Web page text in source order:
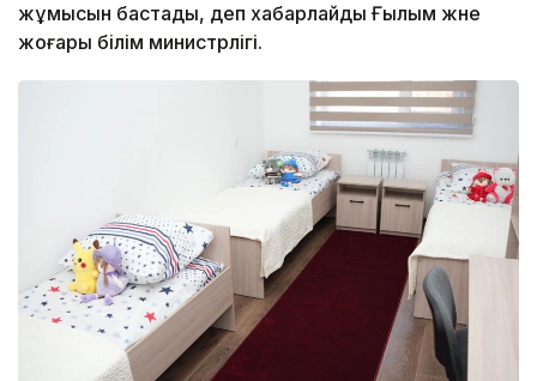
жұмысын бастады, деп хабарлайды Ғылым және
жоғары білім министрлігі.